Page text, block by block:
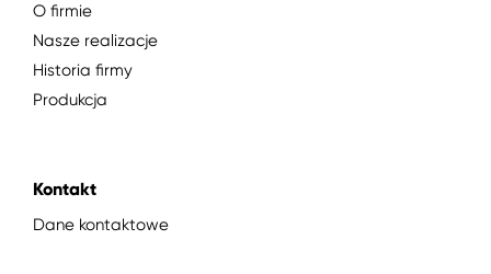
O firmie
Nasze realizacje
Historia firmy
Produkcja
Kontakt
Dane kontaktowe